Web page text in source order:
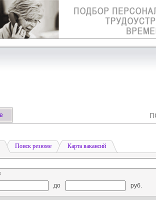
Поиск резюме Карта вакансий
до руб.